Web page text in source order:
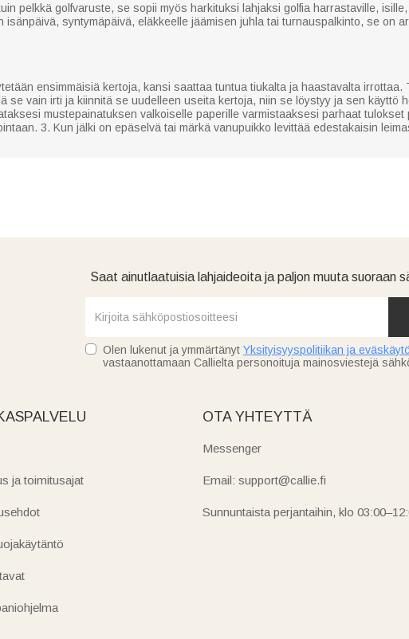
pelkkä golfvaruste, se sopii myös harkituksi lahjaksi golfia harrastaville,
isänpäivä, syntymäpäivä, eläkkeelle jäämisen juhla tai turnauspalkinto, se on
ensimmäisiä kertoja, kansi saattaa tuntua tiukalta ja haastavalta
se vain irti ja kiinnitä se uudelleen useita kertoja, niin se löystyy ja sen käyttö
mustepainatuksen valkoiselle paperille varmistaaksesi parhaat
3. Kun jälki on epäselvä tai märkä vanupuikko levittää edestakaisin
Saat ainutlaatuisia lahjaideoita ja paljon muuta suoraan
Olen lukenut ja ymmärtänyt Yksityisyyspolitiikan ja
vastaanottamaan Callielta personoituja mainosviestejä
ja toimitusajat
OTA YHTEYTTÄ
Messenger
Email: support@callie.fi
Sunnuntaista perjantaihin, klo